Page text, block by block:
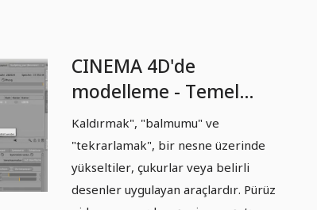
CINEMA 4D'de
modelleme - Temel
bilgiler: Bölüm 12 -
Araçlar 01
Kaldırmak", "balmumu" ve
"tekrarlamak", bir nesne üzerinde
yükseltiler, çukurlar veya belirli
desenler uygulayan araçlardır. Pürüz